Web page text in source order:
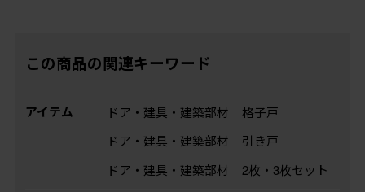
この商品の関連キーワード
アイテム ドア・建具・建築部材
格子戸
ドア・建具・建築部材
引き戸
ドア・建具・建築部材
2枚・3枚セット